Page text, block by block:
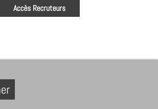
Accès Recruteurs